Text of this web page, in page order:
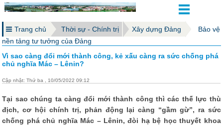
Trang chủ Thời sự - Chính trị Xây dựng Đảng
Bảo vệ
nền tảng tư tưởng của Đảng
Vì sao càng đổi mới thành công, kẻ xấu càng ra sức chống phá
chủ nghĩa Mác – Lênin?
Cập nhật: Thứ ba , 10/05/2022 09:12
Tại sao chúng ta càng đổi mới thành công thì các thế lực thù
địch, cơ hội chính trị, phản động lại càng “gầm gừ”, ra sức
chống phá chủ nghĩa Mác – Lênin, đòi hạ bệ học thuyết khoa